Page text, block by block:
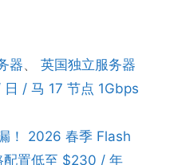
器、英国独立服务器
/ 马 17 节点 1Gbps
！ 2026 春季 Flash
配置低至 $230 / 年